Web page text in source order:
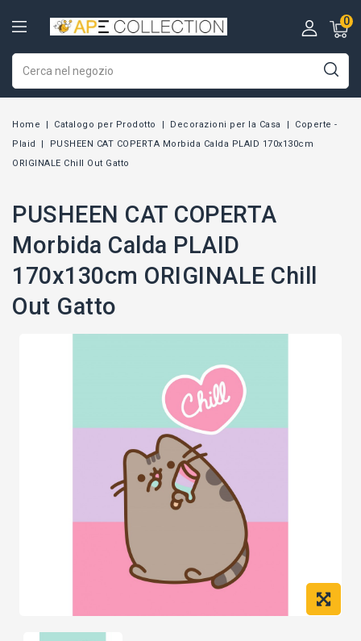
0
Home Catalogo per Prodotto Decorazioni per la Casa
Coperte -
Plaid
PUSHEEN CAT COPERTA Morbida Calda PLAID 170x130cm
ORIGINALE Chill Out Gatto
PUSHEEN CAT COPERTA
Morbida Calda PLAID
170x130cm ORIGINALE Chill
Out Gatto